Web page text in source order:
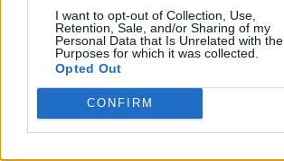
I want to opt-out of Collection, Use,
Retention, Sale, and/or Sharing of my
Personal Data that Is Unrelated with the
Purposes for which it was collected.
Opted Out
CONFIRM